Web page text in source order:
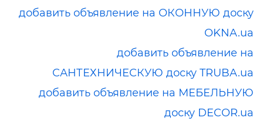
добавить объявление на ОКОННУЮ доску
OKNA.ua
добавить объявление на
САНТЕХНИЧЕСКУЮ доску TRUBA.ua
добавить объявление на МЕБЕЛЬНУЮ
доску DECOR.ua